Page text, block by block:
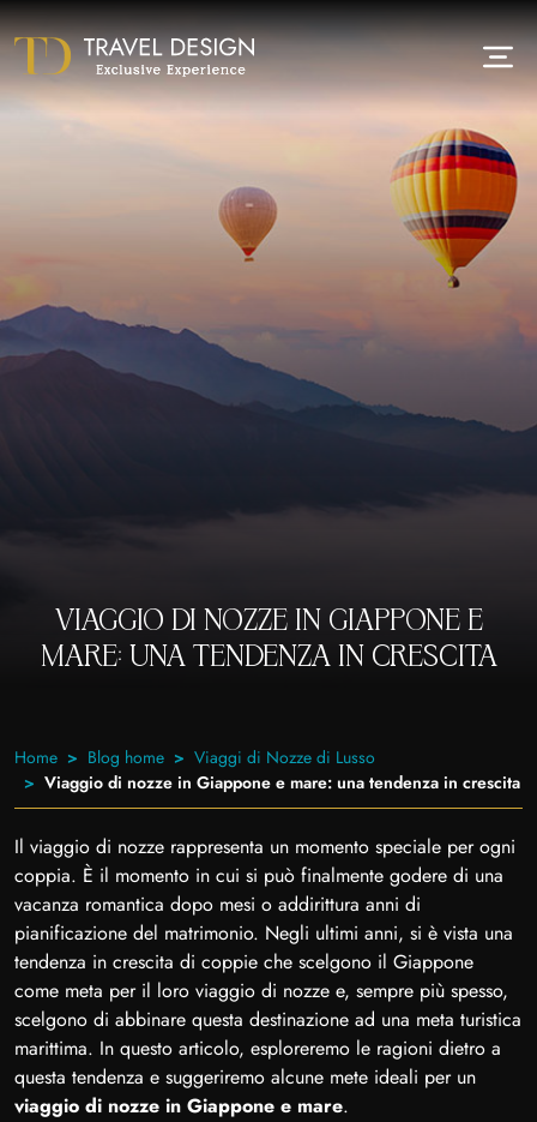
VIAGGIO DI NOZZE IN GIAPPONE E
MARE: UNA TENDENZA IN CRESCITA
Home Blog home
Viaggi di Nozze di Lusso
Viaggio di nozze in Giappone e mare: una tendenza in crescita
Il viaggio di nozze rappresenta un momento speciale per ogni
coppia. È il momento in cui si può finalmente godere di una
vacanza romantica dopo mesi o addirittura anni di
pianificazione del matrimonio. Negli ultimi anni, si è vista una
tendenza in crescita di coppie che scelgono il Giappone
come meta per il loro viaggio di nozze e, sempre più spesso,
scelgono di abbinare questa destinazione ad una meta turistica
marittima. In questo articolo, esploreremo le ragioni dietro a
questa tendenza e suggeriremo alcune mete ideali per un
viaggio di nozze in Giappone e mare.